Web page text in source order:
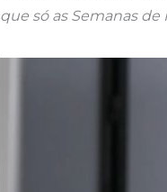
que só as Semanas